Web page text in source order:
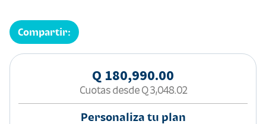
Compartir:
Q 180,990.00
Cuotas desde Q 3,048.02
Personaliza tu plan